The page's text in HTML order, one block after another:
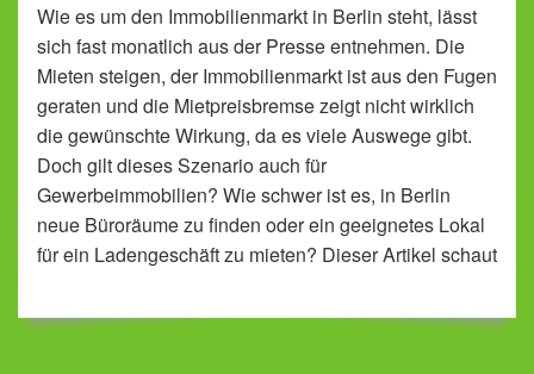
Wie es um den Immobilienmarkt in Berlin steht, lässt
sich fast monatlich aus der Presse entnehmen. Die
Mieten steigen, der Immobilienmarkt ist aus den Fugen
geraten und die Mietpreisbremse zeigt nicht wirklich
die gewünschte Wirkung, da es viele Auswege gibt.
Doch gilt dieses Szenario auch für
Gewerbeimmobilien? Wie schwer ist es, in Berlin
neue Büroräume zu finden oder ein geeignetes Lokal
für ein Ladengeschäft zu mieten? Dieser Artikel schaut